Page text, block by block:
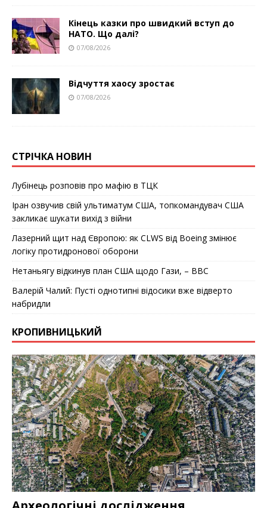
Кінець казки про швидкий вступ до
НАТО. Що далі?
07/08/2026
Відчуття хаосу зростає
07/08/2026
СТРІЧКА НОВИН
Лубінець розповів про мафію в ТЦК
Іран озвучив свій ультиматум США, топкомандувач США
закликає шукати вихід з війни
Лазерний щит над Європою: як CLWS від Boeing змінює
логіку протидронової оборони
Нетаньягу відкинув план США щодо Гази, – BBC
Валерій Чалий: Пусті однотипні відосики вже відверто
набридли
КРОПИВНИЦЬКИЙ